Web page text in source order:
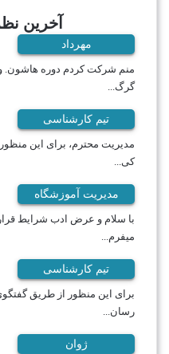
آخرین
مهرداد
منم شرکت کردم دوره هاشون.
گرگ...
تیم کارشناسی
مدیریت محترم، برای این
کی...
مدیریت آموزشگاه
با سلام و عرض ادب شرایط
میفرم...
تیم کارشناسی
برای این منظور از طریق
رسان...
ژوان